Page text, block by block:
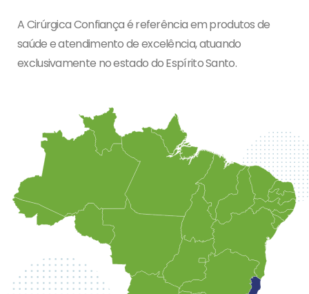
A Cirúrgica Confiança é referência em produtos de
saúde e atendimento de excelência, atuando
exclusivamente no estado do Espírito Santo.